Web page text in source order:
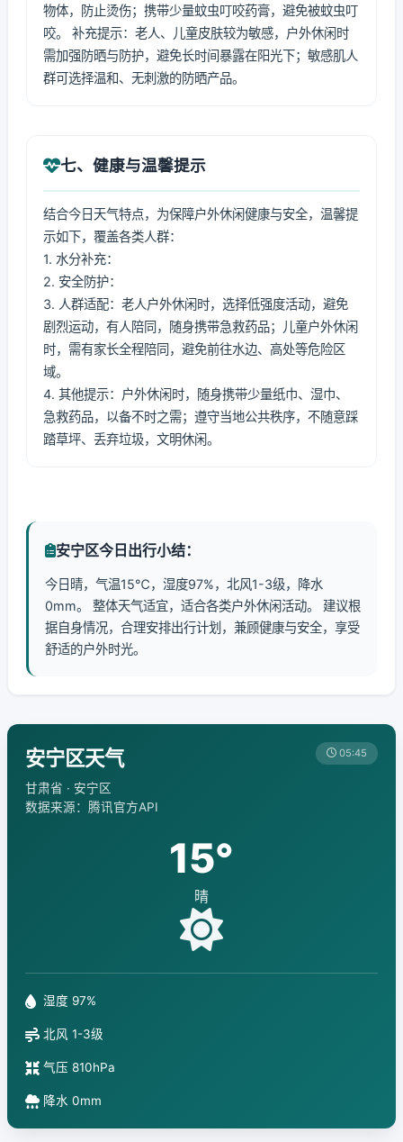
物体，防止烫伤；携带少量蚊虫叮咬药膏，避免被蚊虫叮
咬。 补充提示：老人、儿童皮肤较为敏感，户外休闲时
需加强防晒与防护，避免长时间暴露在阳光下；敏感肌人
群可选择温和、无刺激的防晒产品。
七、健康与温馨提示
结合今日天气特点，为保障户外休闲健康与安全，温馨提
示如下，覆盖各类人群：
1. 水分补充：
2. 安全防护：
3. 人群适配：老人户外休闲时，选择低强度活动，避免
剧烈运动，有人陪同，随身携带急救药品；儿童户外休闲
时，需有家长全程陪同，避免前往水边、高处等危险区
域。
4. 其他提示：户外休闲时，随身携带少量纸巾、湿巾、
急救药品，以备不时之需；遵守当地公共秩序，不随意踩
踏草坪、丢弃垃圾，文明休闲。
安宁区今日出行小结：
今日晴，气温15℃，湿度97%，北风1-3级，降水
0mm。 整体天气适宜，适合各类户外休闲活动。 建议根
据自身情况，合理安排出行计划，兼顾健康与安全，享受
舒适的户外时光。
安宁区天气
甘肃省 · 安宁区
数据来源：腾讯官方API
05:45
15°
晴
湿度 97%
北风 1-3级
气压 810hPa
降水 0mm